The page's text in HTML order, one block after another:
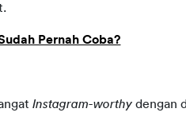
Pernah Coba?
Instagram-worthy dengan